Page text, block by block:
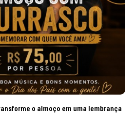
o almoço em uma lembrança